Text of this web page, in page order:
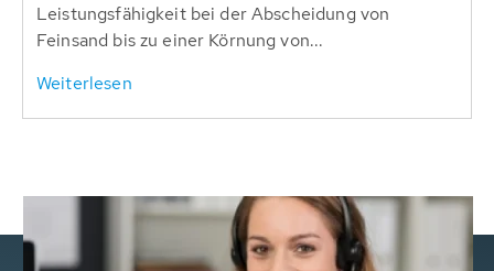
Leistungsfähigkeit bei der Abscheidung von
Feinsand bis zu einer Körnung von...
Weiterlesen